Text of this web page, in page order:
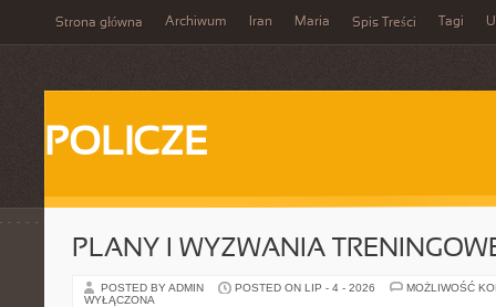
Strona główna Archiwum Iran Maria Spis Treści Tagi
POLICZE
PLANY I WYZWANIA
POSTED BY ADMIN POSTED ON LIP - 4 - 2026
MOŻLIWOŚĆ
WYŁĄCZONA